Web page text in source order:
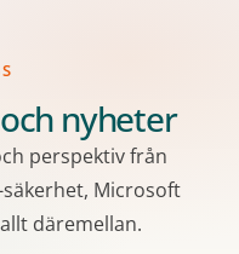
nyheter
perspektiv från
Microsoft
däremellan.